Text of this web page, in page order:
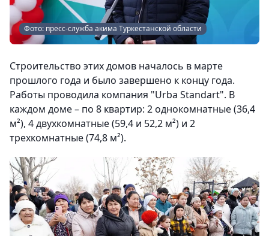
Фото: пресс-служба акима Туркестанской области
Строительство этих домов началось в марте
прошлого года и было завершено к концу года.
Работы проводила компания "Urba Standart". В
каждом доме – по 8 квартир: 2 однокомнатные (36,4
м²), 4 двухкомнатные (59,4 и 52,2 м²) и 2
трехкомнатные (74,8 м²).